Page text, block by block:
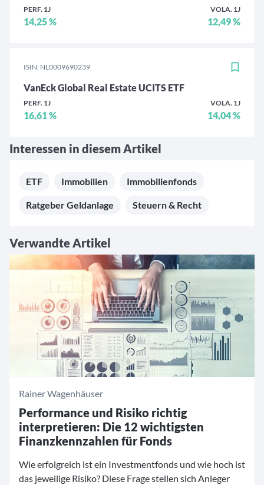
PERF. 1J
14,25 %
VOLA. 1J
12,49 %
ISIN: NL0009690239
VanEck Global Real Estate UCITS ETF
PERF. 1J
16,61 %
VOLA. 1J
14,04 %
Interessen in diesem Artikel
ETF Immobilien Immobilienfonds
Ratgeber Geldanlage Steuern & Recht
Verwandte Artikel
Rainer Wagenhäuser
Performance und Risiko richtig
interpretieren: Die 12 wichtigsten
Finanzkennzahlen für Fonds
Wie erfolgreich ist ein Investmentfonds und wie hoch ist
das jeweilige Risiko? Diese Frage stellen sich Anleger